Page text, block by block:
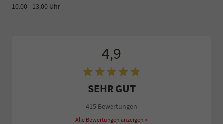
10.00 - 13.00 Uhr
4,9
SEHR GUT
415 Bewertungen
Alle Bewertungen anzeigen >